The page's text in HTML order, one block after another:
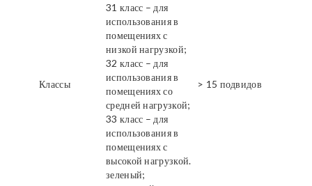
Классы
31 класс – для
использования в
помещениях с
низкой нагрузкой;
32 класс – для
использования в
помещениях со
средней нагрузкой;
33 класс – для
использования в
помещениях с
высокой нагрузкой.
> 15 подвидов
зеленый;